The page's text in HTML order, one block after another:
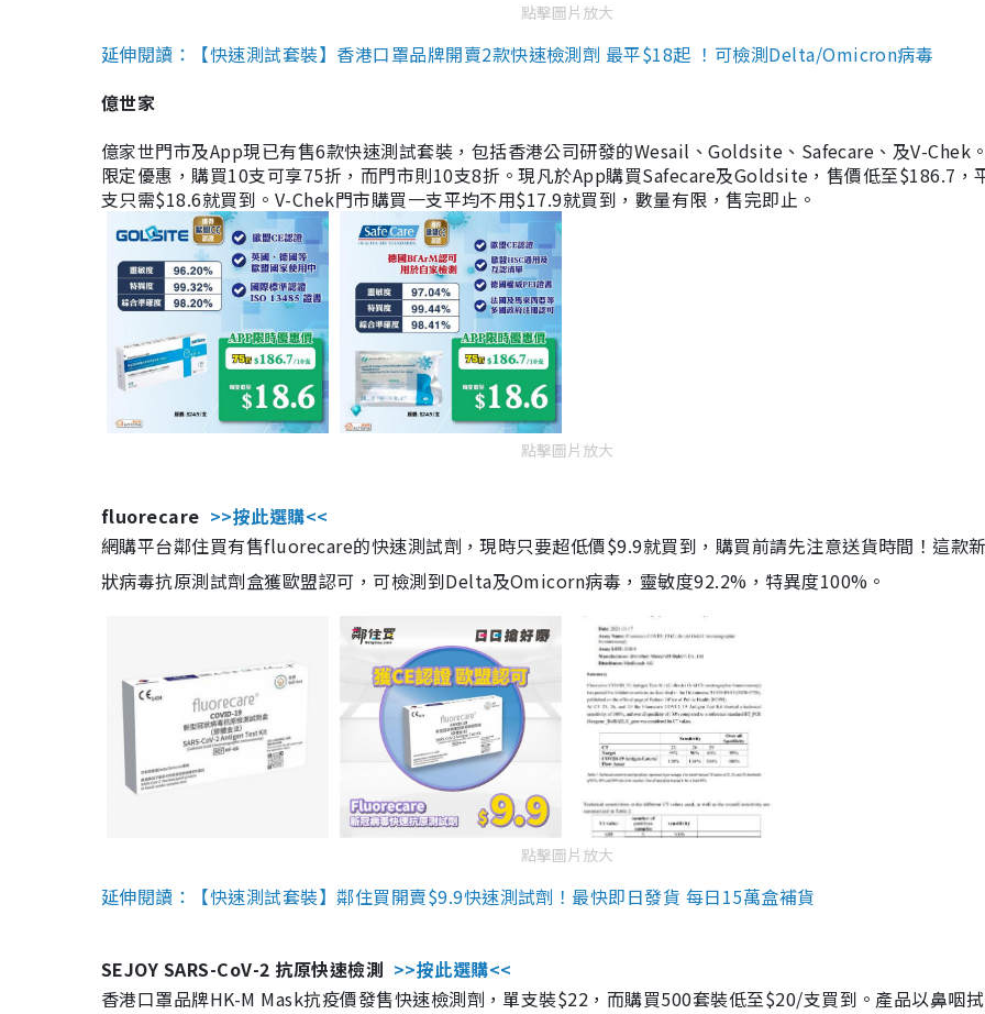
點擊圖片放大
延伸閱讀：【快速測試套裝】香港口罩品牌開賣2款快速檢測劑 最平$18起 ！可檢測Delta/Omicron病毒
億世家
億家世門市及App現已有售6款快速測試套裝，包括香港公司研發的Wesail、Goldsite、Safecare、及V-Chek
限定優惠，購買10支可享75折，而門市則10支8折。現凡於App購買Safecare及Goldsite，售價低至$186.7，
支只需$18.6就買到。V-Chek門市購買一支平均不用$17.9就買到，數量有限，售完即止。
點擊圖片放大
fluorecare >>按此選購<<
網購平台鄰住買有售fluorecare的快速測試劑，現時只要超低價$9.9就買到，購買前請先注意送貨時間！這款
狀病毒抗原測試劑盒獲歐盟認可，可檢測到Delta及Omicorn病毒，靈敏度92.2%，特異度100%。
點擊圖片放大
延伸閱讀：【快速測試套裝】鄰住買開賣$9.9快速測試劑！最快即日發貨 每日15萬盒補貨
SEJOY SARS-CoV-2 抗原快速檢測 >>按此選購<<
香港口罩品牌HK-M Mask抗疫價發售快速檢測劑，單支裝$22，而購買500套裝低至$20/支買到。產品以鼻咽